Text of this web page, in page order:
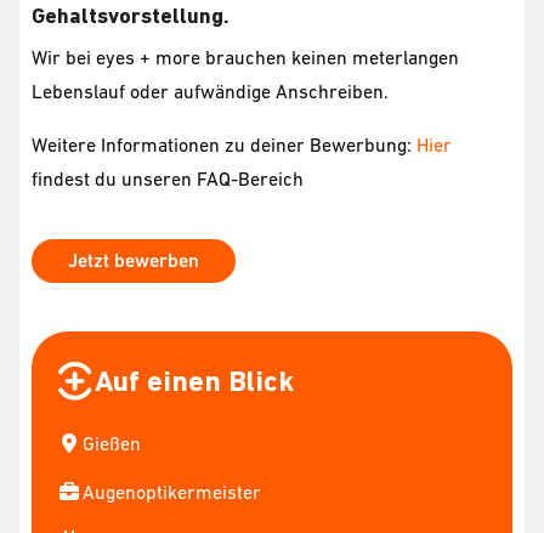
Gehaltsvorstellung.
Wir bei eyes + more brauchen keinen meterlangen
Lebenslauf oder aufwändige Anschreiben.
Weitere Informationen zu deiner Bewerbung: Hier
findest du unseren FAQ-Bereich
Jetzt bewerben
Auf einen Blick
Gießen
Augenoptikermeister